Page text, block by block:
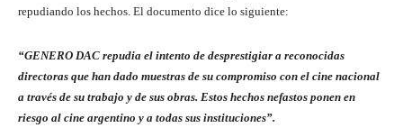
repudiando los hechos. El documento dice lo siguiente:
“GENERO DAC repudia el intento de desprestigiar a reconocidas
directoras que han dado muestras de su compromiso con el cine nacional
a través de su trabajo y de sus obras. Estos hechos nefastos ponen en
riesgo al cine argentino y a todas sus instituciones”.